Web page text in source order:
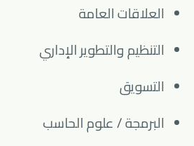
العلاقات العامة
التنظيم والتطوير الإداري
التسويق
البرمجة / علوم الحاسب